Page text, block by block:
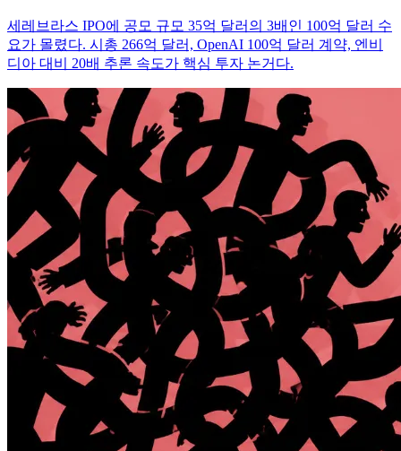
세레브라스 IPO에 공모 규모 35억 달러의 3배인 100억 달러 수
요가 몰렸다. 시총 266억 달러, OpenAI 100억 달러 계약, 엔비
디아 대비 20배 추론 속도가 핵심 투자 논거다.